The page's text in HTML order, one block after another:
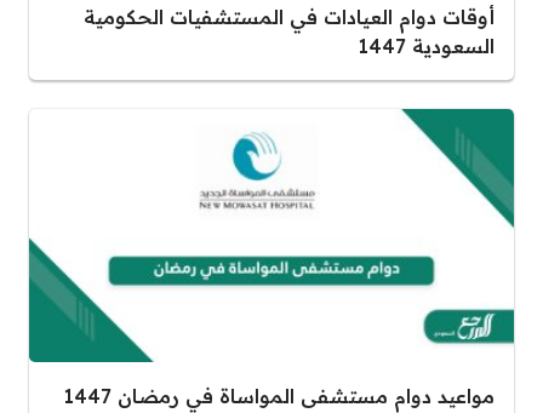
أوقات دوام العيادات في المستشفيات الحكومية
السعودية 1447
مواعيد دوام مستشفى المواساة في رمضان 1447